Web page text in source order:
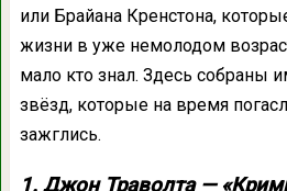
или Брайана Кренстона,
жизни в уже немолодом
мало кто знал. Здесь собраны
звёзд, которые на время
зажглись.
1. Джон Траволта —